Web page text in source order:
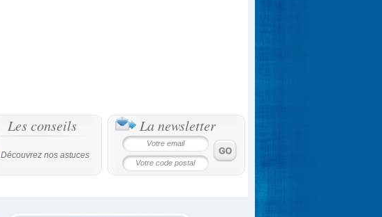
Les conseils
Découvrez nos astuces
La newsletter